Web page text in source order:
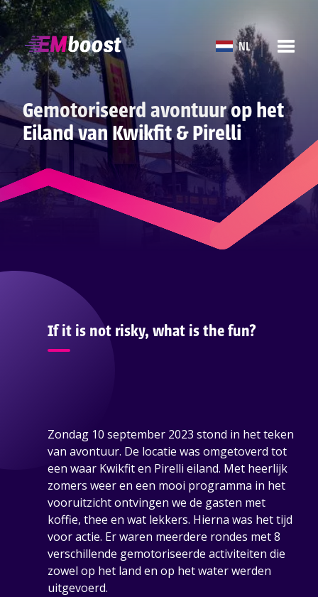
NL
Gemotoriseerd avontuur op het
Eiland van Kwikfit & Pirelli
If it is not risky, what is the fun?
Zondag 10 september 2023 stond in het teken
van avontuur. De locatie was omgetoverd tot
een waar Kwikfit en Pirelli eiland. Met heerlijk
zomers weer en een mooi programma in het
vooruitzicht ontvingen we de gasten met
koffie, thee en wat lekkers. Hierna was het tijd
voor actie. Er waren meerdere rondes met 8
verschillende gemotoriseerde activiteiten die
zowel op het land en op het water werden
uitgevoerd.